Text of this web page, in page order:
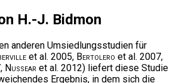
H.-J. Bidmon
anderen Umsiedlungsstudien für
et al. 2005, Bertolero et al. 2007,
Nussear et al. 2012) liefert diese Studie
Ergebnis, in dem sich die